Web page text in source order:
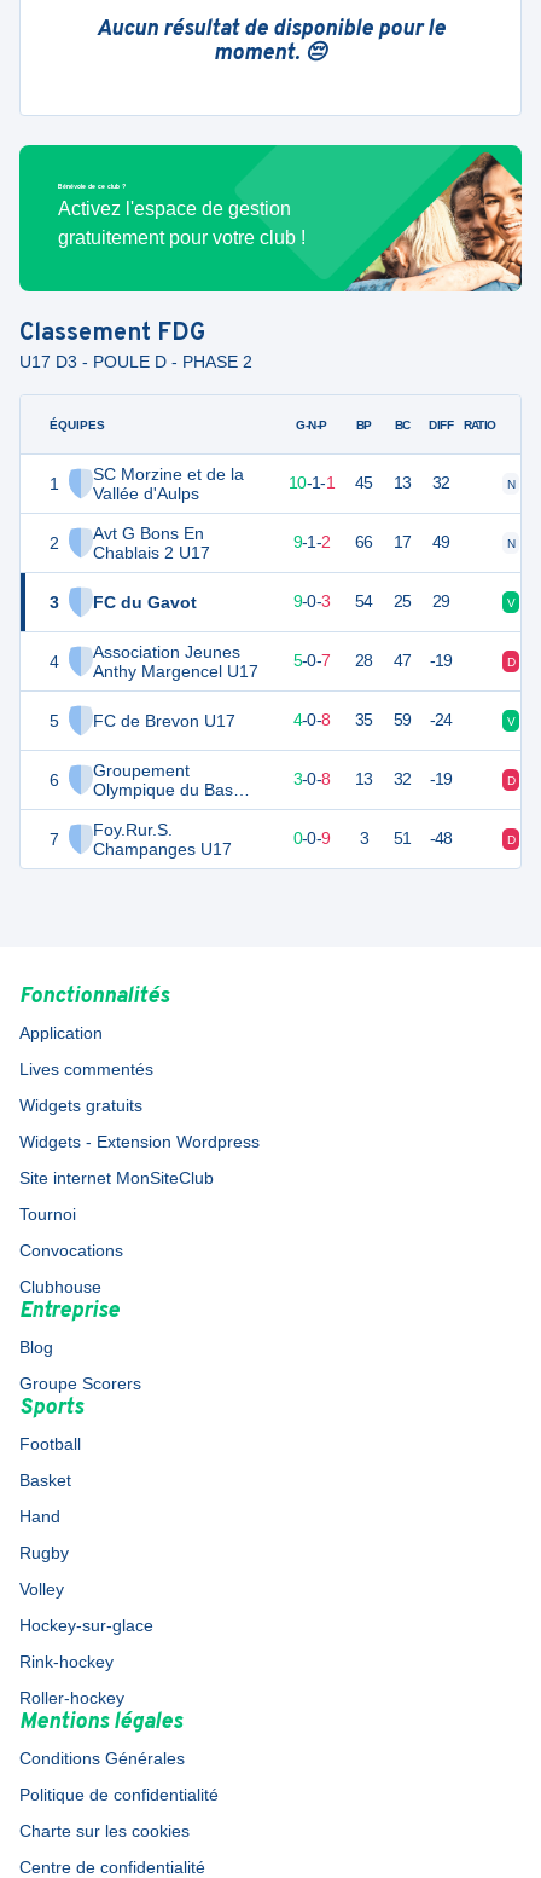
Aucun résultat de disponible pour le
moment. 😔
Bénévole de ce club ?
Activez l'espace de gestion
gratuitement pour votre club !
Classement FDG
U17 D3 - POULE D - PHASE 2
ÉQUIPES
1
SC Morzine et de la
Vallée d'Aulps
2
Avt G Bons En
Chablais 2 U17
3 FC du Gavot
4
Association Jeunes
Anthy Margencel U17
5 FC de Brevon U17
6
Groupement
Olympique du Bas
Chablais 2 U17
7
Foy.Rur.S.
Champanges U17
G-N-P BP BC DIFF RATIO
31 10-1-1 45 13 32 N
9-1-2 66 17 49 N
9-0-3 54 25 29 V
15 12 5-0-7 28 47 -19 D
12 4-0-8 35 59 -24 V
3-0-8 13 32 -19 D
-3 0-0-9 3 51 -48 D
Fonctionnalités
Application
Lives commentés
Widgets gratuits
Widgets - Extension Wordpress
Site internet MonSiteClub
Tournoi
Convocations
Clubhouse
Entreprise
Blog
Groupe Scorers
Sports
Football
Basket
Hand
Rugby
Volley
Hockey-sur-glace
Rink-hockey
Roller-hockey
Mentions légales
Conditions Générales
Politique de confidentialité
Charte sur les cookies
Centre de confidentialité